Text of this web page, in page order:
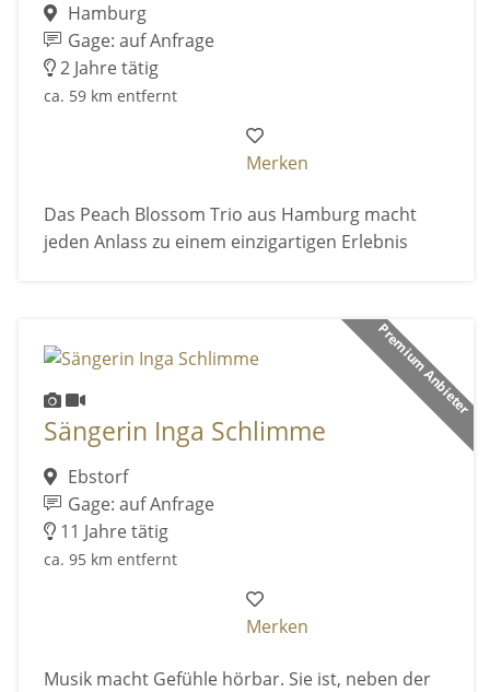
Hamburg
Gage: auf Anfrage
2 Jahre tätig
ca. 59 km entfernt
Merken
Das Peach Blossom Trio aus Hamburg macht
jeden Anlass zu einem einzigartigen Erlebnis
Premium Anbieter
Sängerin Inga Schlimme
Ebstorf
Gage: auf Anfrage
11 Jahre tätig
ca. 95 km entfernt
Merken
Musik macht Gefühle hörbar. Sie ist, neben der